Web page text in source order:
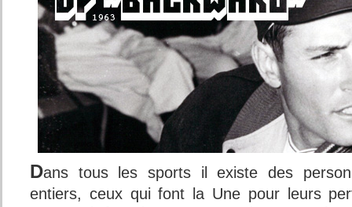
Dans tous les sports il existe des
entiers, ceux qui font la Une pour leurs